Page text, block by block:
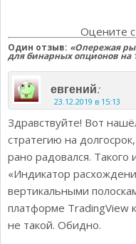
Оцените
Один отзыв: «Опережая
для бинарных опционов на
евгений:
23.12.2019 в 15:13
Здравствуйте! Вот
стратегию на
рано радовался. Такого
«Индикатор
вертикальными
платформе TradingView
не такой. Обидно.